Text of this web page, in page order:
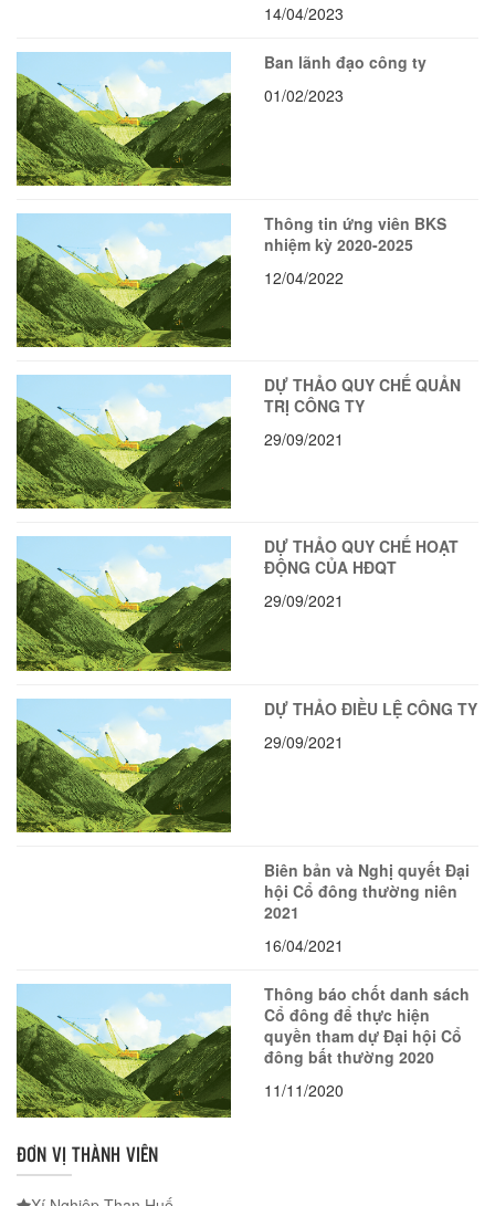
14/04/2023
Ban lãnh đạo công ty
01/02/2023
Thông tin ứng viên BKS
nhiệm kỳ 2020-2025
12/04/2022
DỰ THẢO QUY CHẾ QUẢN
TRỊ CÔNG TY
29/09/2021
DỰ THẢO QUY CHẾ HOẠT
ĐỘNG CỦA HĐQT
29/09/2021
DỰ THẢO ĐIỀU LỆ CÔNG TY
29/09/2021
Biên bản và Nghị quyết Đại
hội Cổ đông thường niên
2021
16/04/2021
Thông báo chốt danh sách
Cổ đông để thực hiện
quyền tham dự Đại hội Cổ
đông bất thường 2020
11/11/2020
ĐƠN VỊ THÀNH VIÊN